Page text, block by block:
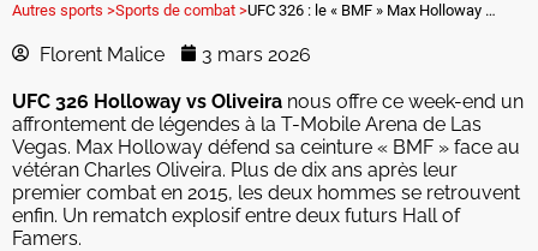
Autres sports >Sports de combat > UFC 326 : le « BMF » Max Holloway est de retour face à Charles Oliveira !
Florent Malice 3 mars 2026
UFC 326 Holloway vs Oliveira nous offre ce week-end un
affrontement de légendes à la T-Mobile Arena de Las
Vegas. Max Holloway défend sa ceinture « BMF » face au
vétéran Charles Oliveira. Plus de dix ans après leur
premier combat en 2015, les deux hommes se retrouvent
enfin. Un rematch explosif entre deux futurs Hall of
Famers.